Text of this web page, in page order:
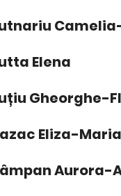
Elena
Gheorghe-
Eliza-Maria
Aurora-